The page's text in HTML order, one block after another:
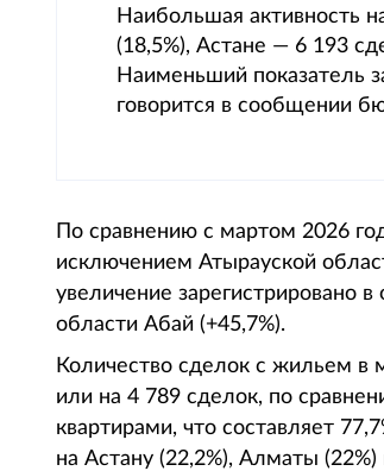
Наибольшая активность
(18,5%), Астане — 6 193
Наименьший показатель
говорится в сообщении
По сравнению с мартом 2026
исключением Атырауской
увеличение зарегистрировано
области Абай (+45,7%).
Количество сделок с жильем в
или на 4 789 сделок, по
квартирами, что составляет
на Астану (22,2%), Алматы